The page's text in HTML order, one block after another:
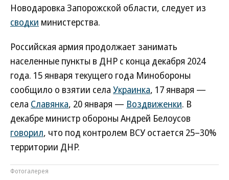
Новодаровка Запорожской области, следует из
сводки министерства.
Российская армия продолжает занимать
населенные пункты в ДНР с конца декабря 2024
года. 15 января текущего года Минобороны
сообщило о взятии села Украинка, 17 января —
села Славянка, 20 января — Воздвиженки. В
декабре министр обороны Андрей Белоусов
говорил, что под контролем ВСУ остается 25–30%
территории ДНР.
Фотогалерея